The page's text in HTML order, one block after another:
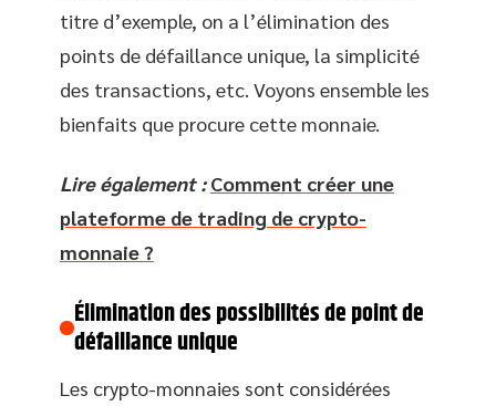
titre d’exemple, on a l’élimination des
points de défaillance unique, la simplicité
des transactions, etc. Voyons ensemble les
bienfaits que procure cette monnaie.
Lire également : Comment créer une
plateforme de trading de crypto-
monnaie ?
Élimination des possibilités de point de
défaillance unique
Les crypto-monnaies sont considérées